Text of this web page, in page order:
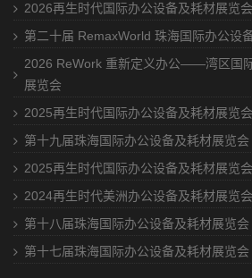
2026再生时代国际办公设备及耗材展览会
第二十届 RemaxWorld 珠海国际办公设
2026 ReWork 重新定义办公——湾区国
展览会
2025再生时代国际办公设备及耗材展览会
第十九届珠海国际办公设备及耗材展览会
2025再生时代国际办公设备及耗材展览会
2024再生时代美洲办公设备及耗材展览会
第十八届珠海国际办公设备及耗材展览会
第十七届珠海国际办公设备及耗材展览会